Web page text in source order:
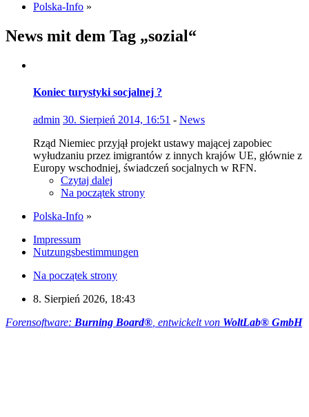
Polska-Info »
News mit dem Tag „sozial“
Koniec turystyki socjalnej ?
admin 30. Sierpień 2014, 16:51 - News
Rząd Niemiec przyjął projekt ustawy mającej zapobiec
wyłudzaniu przez imigrantów z innych krajów UE, głównie z
Europy wschodniej, świadczeń socjalnych w RFN.
Czytaj dalej
Na początek strony
Polska-Info »
Impressum
Nutzungsbestimmungen
Na początek strony
8. Sierpień 2026, 18:43
Forensoftware: Burning Board® , entwickelt von WoltLab® GmbH